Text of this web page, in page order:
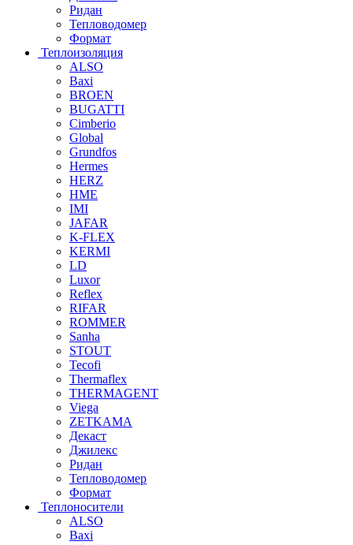
Ридан
Тепловодомер
Формат
Теплоизоляция
ALSO
Baxi
BROEN
BUGATTI
Cimberio
Global
Grundfos
Hermes
HERZ
HME
IMI
JAFAR
K-FLEX
KERMI
LD
Luxor
Reflex
RIFAR
ROMMER
Sanha
STOUT
Tecofi
Thermaflex
THERMAGENT
Viega
ZETKAMA
Декаст
Джилекс
Ридан
Тепловодомер
Формат
Теплоносители
ALSO
Baxi